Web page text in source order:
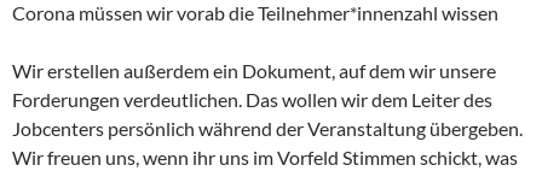
Corona müssen wir vorab die Teilnehmer*innenzahl wissen
Wir erstellen außerdem ein Dokument, auf dem wir unsere
Forderungen verdeutlichen. Das wollen wir dem Leiter des
Jobcenters persönlich während der Veranstaltung übergeben.
Wir freuen uns, wenn ihr uns im Vorfeld Stimmen schickt, was